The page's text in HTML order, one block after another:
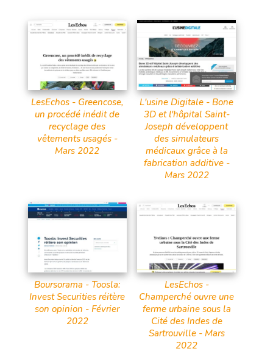
LesEchos - Greencose,
un procédé inédit de
recyclage des
vêtements usagés -
Mars 2022
L'usine Digitale - Bone
3D et l'hôpital Saint-
Joseph développent
des simulateurs
médicaux grâce à la
fabrication additive -
Mars 2022
Boursorama - Toosla:
Invest Securities réitère
son opinion - Février
2022
LesEchos -
Champerché ouvre une
ferme urbaine sous la
Cité des Indes de
Sartrouville - Mars
2022